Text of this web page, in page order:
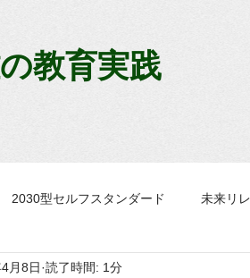
教育実践
2030型セルフスタンダード 未来リ
ック OJTノート
月8日 読了時間: 1分